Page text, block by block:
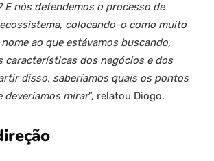
E nós defendemos o processo de
colocando-o como muito
ao que estávamos buscando,
características dos negócios e dos
disso, saberíamos quais os pontos
deveríamos mirar”, relatou Diogo.